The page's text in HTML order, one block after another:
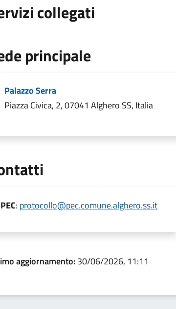
collegati
principale
Palazzo Serra
Piazza Civica, 2, 07041 Alghero SS, Italia
PEC: protocollo@pec.comune.alghero.ss.it
aggiornamento:30/06/2026, 11:11